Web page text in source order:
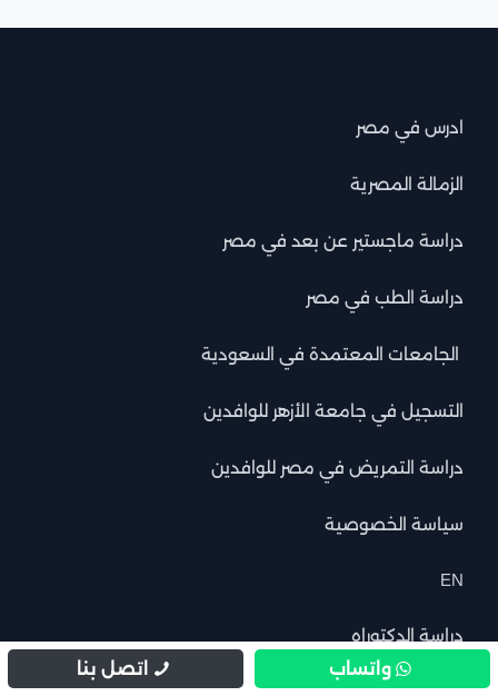
ادرس في مصر
الزمالة المصرية
دراسة ماجستير عن بعد في مصر
دراسة الطب في مصر
الجامعات المعتمدة في السعودية
التسجيل في جامعة الأزهر للوافدين
دراسة التمريض في مصر للوافدين
سياسة الخصوصية
EN
دراسة الدكتوراه
واتساب اتصل بنا